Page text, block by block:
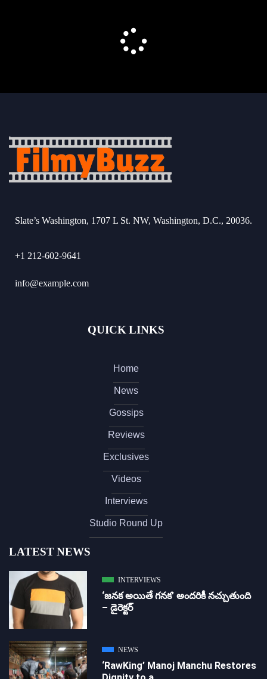
Slate’s Washington, 1707 L St. NW, Washington, D.C., 20036.
+1 212-602-9641
info@example.com
QUICK LINKS
Home
News
Gossips
Reviews
Exclusives
Videos
Interviews
Studio Round Up
LATEST NEWS
INTERVIEWS
‘జ‌న‌క అయితే గ‌న‌క‌’ అందరికీ నచ్చుతుంది
– డైరెక్ట‌ర్
NEWS
‘RawKing’ Manoj Manchu Restores